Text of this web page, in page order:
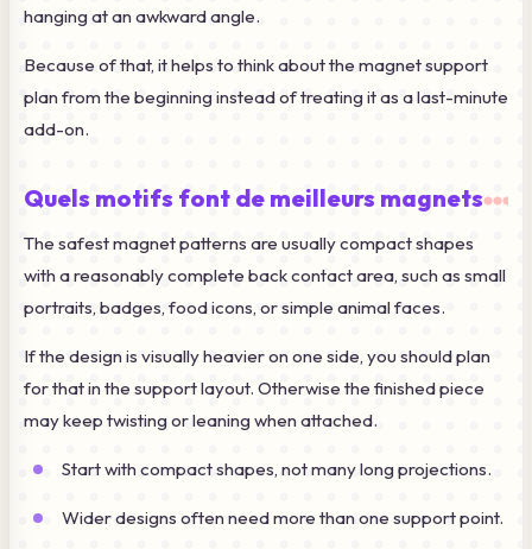
hanging at an awkward angle.
Because of that, it helps to think about the magnet support
plan from the beginning instead of treating it as a last-minute
add-on.
Quels motifs font de meilleurs magnets
The safest magnet patterns are usually compact shapes
with a reasonably complete back contact area, such as small
portraits, badges, food icons, or simple animal faces.
If the design is visually heavier on one side, you should plan
for that in the support layout. Otherwise the finished piece
may keep twisting or leaning when attached.
Start with compact shapes, not many long projections.
Wider designs often need more than one support point.